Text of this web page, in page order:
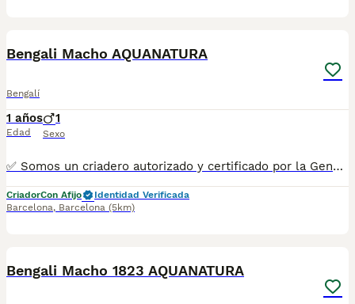
Bengali Macho AQUANATURA
Bengalí
1 años
Edad
1
Sexo
✅ Somos un criadero autorizado y certificado por la Generalitat de Catalunya. ☎️ 933095977 📱 685878504 / 674320847 💻 www.aquanatura.es 🚙 Hacemos envíos 📌 Calle Roger de Flor 45, muy cerca del Arc de Triomf de Barcelona, de Lunes a Sábados, desde las 10h hasta las 20:00h. Se entregan con la mayoría de sus vacunas, desparasitados interna y externamente, con microchip y su registro, cartilla sanitaria y contrato de garantías, bajo la supervisión de nuestro equipo veterinario.
CriadorCon Afijo
Identidad Verificada
Barcelona, Barcelona (5km)
Bengali Macho 1823 AQUANATURA